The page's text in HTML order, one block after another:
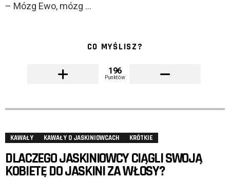
– Mózg Ewo, mózg …
CO MYŚLISZ?
196
Punktów
KAWAŁY KAWAŁY O JASKINIOWCACH KRÓTKIE
DLACZEGO JASKINIOWCY CIĄGLI SWOJĄ
KOBIETĘ DO JASKINI ZA WŁOSY?